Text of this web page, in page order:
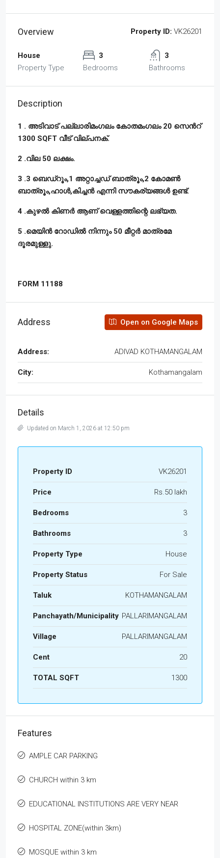
Overview Property ID: VK26201
House
Property Type
3
Bedrooms
3
Bathrooms
Description
1 . അടിവാട് പല്ലാരിമംഗലം കോതമംഗലം 20 സെൻറ്
1300 SQFT വീട് വില്പനക്.
2 .വില 50 ലക്ഷം.
3 .3 ബെഡ്‌റൂം,1 അറ്റാച്ചഡ് ബാത്രൂം,2 കോമൺ
ബാത്രൂം,ഹാൾ,കിച്ചൻ എന്നി സൗകര്യങ്ങൾ ഉണ്ട്.
4 .കുഴൽ കിണർ ആണ് വെള്ളത്തിന്റെ ലഭ്യത.
5 .മെയിൻ റോഡിൽ നിന്നും 50 മീറ്റർ മാത്രമേ
ദൂരമുള്ളു.
FORM 11188
Address Open on Google Maps
Address: ADIVAD KOTHAMANGALAM
City: Kothamangalam
Details
Updated on March 1, 2026 at 12:50 pm
Property ID VK26201
Price Rs.50 lakh
Bedrooms 3
Bathrooms 3
Property Type House
Property Status For Sale
Taluk KOTHAMANGALAM
Panchayath/Municipality PALLARIMANGALAM
Village PALLARIMANGALAM
Cent 20
TOTAL SQFT 1300
Features
AMPLE CAR PARKING
CHURCH within 3 km
EDUCATIONAL INSTITUTIONS ARE VERY NEAR
HOSPITAL ZONE(within 3km)
MOSQUE within 3 km